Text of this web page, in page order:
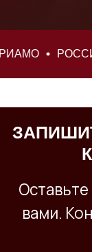
РОССИЯ-1